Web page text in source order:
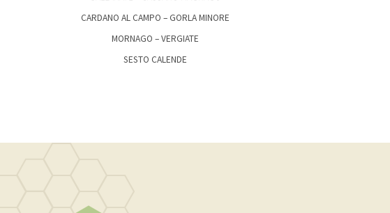
CARDANO AL CAMPO – GORLA MINORE
MORNAGO – VERGIATE
SESTO CALENDE